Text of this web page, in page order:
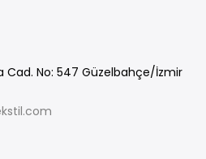
Cad. No: 547 Güzelbahçe/İzmir